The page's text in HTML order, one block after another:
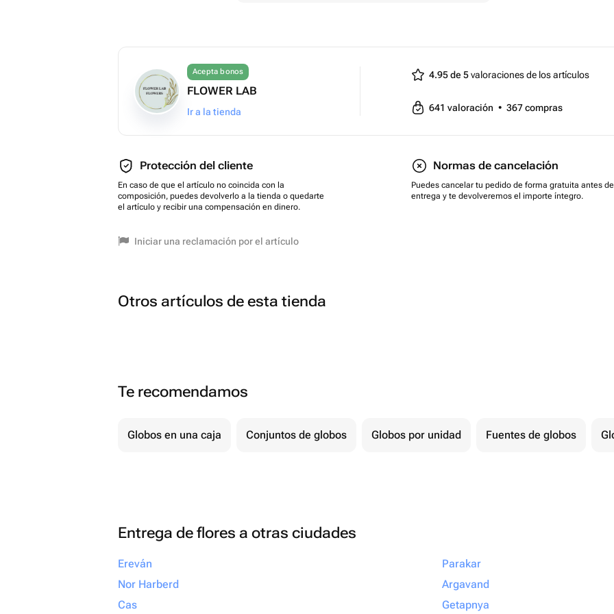
Acepta bonos
FLOWER LAB
Ir a la tienda
4.95 de 5valoraciones de los artículos
641 valoración • 367compras
Protección del cliente
En caso de que el artículo no coincida con la
composición, puedes devolverlo a la tienda o quedarte
el artículo y recibir una compensación en dinero.
Normas de cancelación
Puedes cancelar tu pedido de forma gratuita antes
entrega y te devolveremos el importe íntegro.
Iniciar una reclamación por el artículo
Otros artículos de esta tienda
Te recomendamos
Globos en una caja Conjuntos de globos Globos por unidad Fuentes de globos
Entrega de flores a otras ciudades
Ereván
Nor Harberd
Cas
Parakar
Argavand
Getapnya